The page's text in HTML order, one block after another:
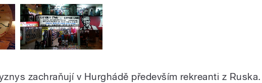
zachraňují v Hurghádě především rekreanti z Ruska.